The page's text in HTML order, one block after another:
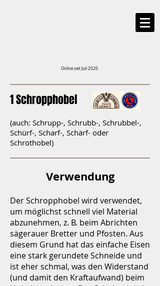
Online seit Juli 2020
1 Schropphobel
(auch: Schrupp-, Schrubb-, Schrubbel-,
Schürf-, Scharf-, Schärf- oder
Schrothobel)
Verwendung
Der Schropphobel wird verwendet,
um möglichst schnell viel Material
abzunehmen, z. B. beim Abrichten
sägerauer Bretter und Pfosten. Aus
diesem Grund hat das einfache Eisen
eine stark gerundete Schneide und
ist eher schmal, was den Widerstand
(und damit den Kraftaufwand) beim